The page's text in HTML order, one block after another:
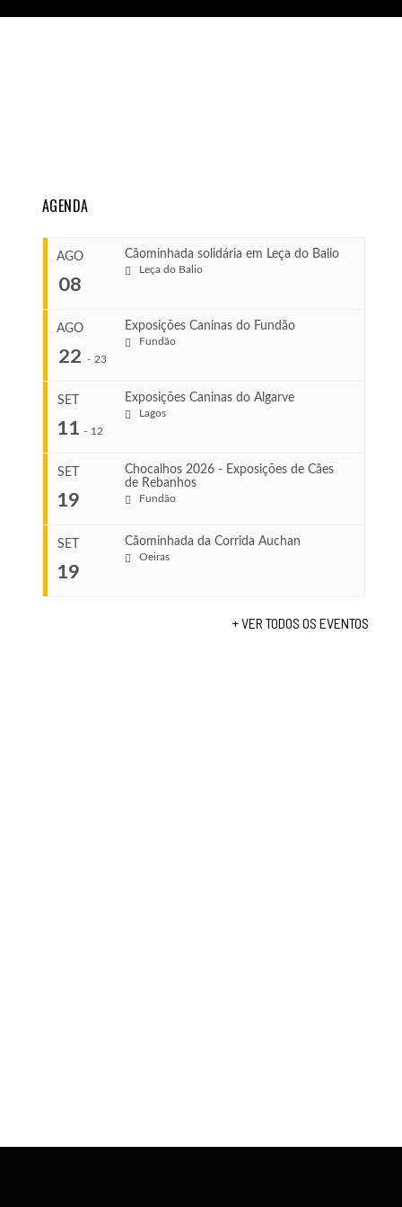
AGENDA
AGO
08
Cãominhada solidária em Leça do Balio
Leça do Balio
COMEÇA
Ago 8, 2026
TERMINA
Ago 8, 2026
Leça do Balio
AGO
22 - 23
Exposições Caninas do Fundão
Fundão
Ago 22, 2026
Ago 23, 2026
VENUE
SET
11 - 12
Exposições Caninas do Algarve
Lagos
Set 11, 2026
SET
19
Chocalhos 2026 - Exposições de Cães
de Rebanhos
Fundão
SET
19
Cãominhada da Corrida Auchan
Oeiras
+ VER TODOS OS EVENTOS